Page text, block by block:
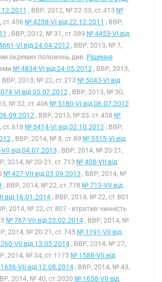
, ВВР, 2012, № 32-33, ст.413 №
ст.456 № 4238-VI від 22.12.2011 , ВВР,
, ВВР, 2012, № 31, ст.389 № 4453-VI від
VI від 24.04.2012 , ВВР, 2013, № 7,
окремих положень див. Рішення
№ 4834-VI від 24.05.2012 , ВВР, 2013,
, ВВР, 2013, № 22, ст.213 № 5043-VI від
VI від 05.07.2012 , ВВР, 2013, № 30,
№ 32, ст.406 № 5180-VI від 06.07.2012
, ВВР, 2013, № 33, ст.438 №
ст.618 № 5414-VI від 02.10.2012 , ВВР,
, ВВР, 2014, № 8, ст.89 № 5515-VI від
від 04.07.2013 , ВВР, 2014, № 20-21,
2014, № 20-21, ст.713 № 408-VII від
№ 427-VII від 03.09.2013 , ВВР, 2014, №
, ВВР, 2014, № 22, ст.778 № 713-VII від
від 16.01.2014 , ВВР, 2014, № 22, ст.801
2014, № 22, ст.807 - втратив чинність
№ 767-VII від 23.02.2014, ВВР, 2014, №
2014, № 20-21, ст.745 № 1191-VII від
VII від 13.05.2014, ВВР, 2014, № 27,
2014, № 34, ст.1175 № 1588-VII від
VII від 12.08.2014, ВВР, 2014, № 43,
2014, № 40, ст.2020 № 1658-VII від